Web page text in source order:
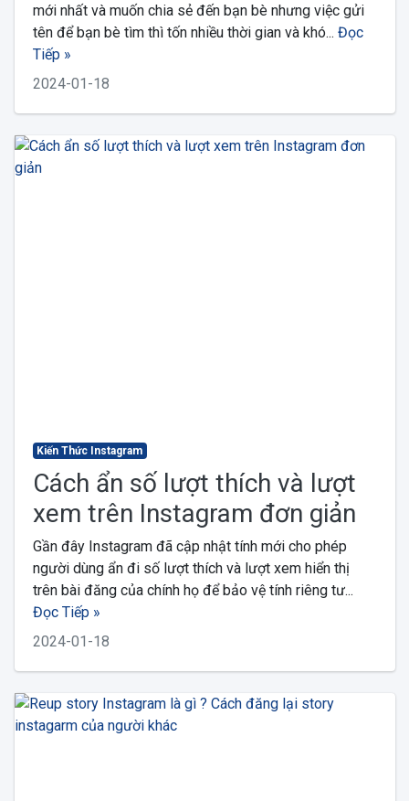
mới nhất và muốn chia sẻ đến bạn bè nhưng việc gửi
tên để bạn bè tìm thì tốn nhiều thời gian và khó... Đọc
Tiếp »
2024-01-18
Kiến Thức Instagram
Cách ẩn số lượt thích và lượt
xem trên Instagram đơn giản
Gần đây Instagram đã cập nhật tính mới cho phép
người dùng ẩn đi số lượt thích và lượt xem hiển thị
trên bài đăng của chính họ để bảo vệ tính riêng tư...
Đọc Tiếp »
2024-01-18